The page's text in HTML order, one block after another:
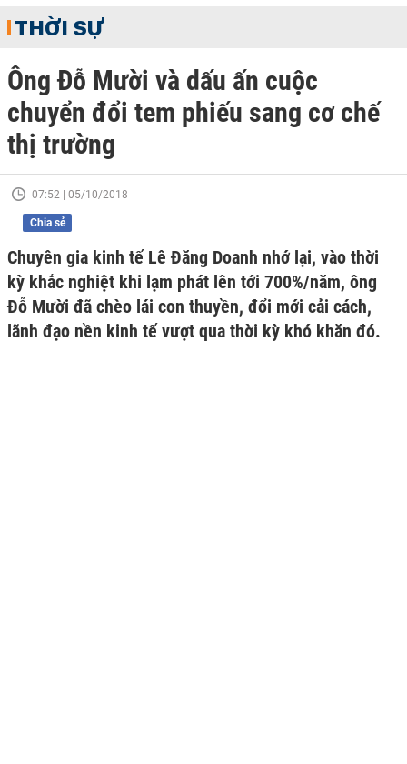
THỜI SỰ
Ông Đỗ Mười và dấu ấn cuộc
chuyển đổi tem phiếu sang cơ chế
thị trường
07:52 | 05/10/2018
Chia sẻ
Chuyên gia kinh tế Lê Đăng Doanh nhớ lại, vào thời
kỳ khắc nghiệt khi lạm phát lên tới 700%/năm, ông
Đỗ Mười đã chèo lái con thuyền, đổi mới cải cách,
lãnh đạo nền kinh tế vượt qua thời kỳ khó khăn đó.